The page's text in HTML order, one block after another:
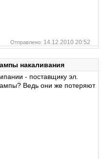
Отправлено: 14.12.2010 20:52
накаливания
- поставщику эл.
Ведь они же потеряют